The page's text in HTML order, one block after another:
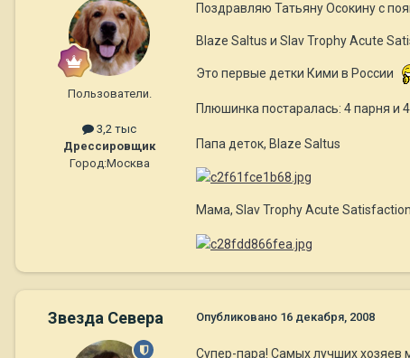
Пользователи.
3,2 тыс
Дрессировщик
Город:Москва
Поздравляю Татьяну Осокину с
Blaze Saltus и Slav Trophy Acute
Это первые детки Кими в России
Плюшинка постаралась: 4 парня и
Папа деток, Blaze Saltus
Мама, Slav Trophy Acute
Звезда Севера Опубликовано 16 декабря, 2008
Супер-пара! Самых лучших хозяев